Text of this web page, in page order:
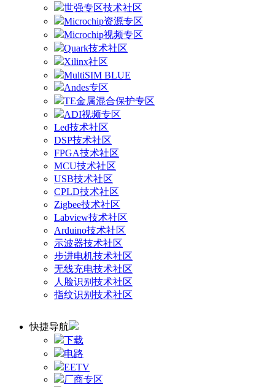
世强专区技术社区
Microchip资源专区
Microchip视频专区
Quark技术社区
Xilinx社区
MultiSIM BLUE
Andes专区
TE金属混合保护专区
ADI视频专区
Led技术社区
DSP技术社区
FPGA技术社区
MCU技术社区
USB技术社区
CPLD技术社区
Zigbee技术社区
Labview技术社区
Arduino技术社区
示波器技术社区
步进电机技术社区
无线充电技术社区
人脸识别技术社区
指纹识别技术社区
快捷导航
下载
电路
EETV
厂商专区